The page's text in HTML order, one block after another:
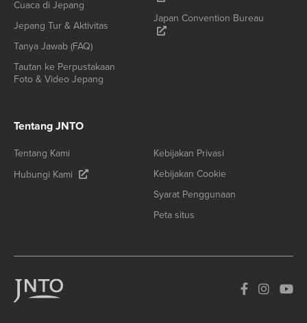
Cuaca di Jepang
Jepang Tur & Aktivitas
Tanya Jawab (FAQ)
Tautan ke Perpustakaan
Foto & Video Jepang
Japan Convention Bureau
Tentang JNTO
Tentang Kami
Hubungi Kami
Kebijakan Privasi
Kebijakan Cookie
Syarat Penggunaan
Peta situs